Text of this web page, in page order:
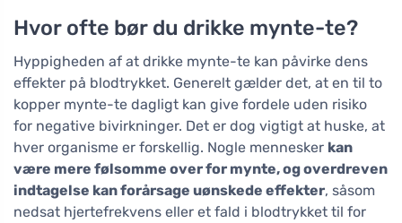
Hvor ofte bør du drikke mynte-te?
Hyppigheden af at drikke mynte-te kan påvirke dens
effekter på blodtrykket. Generelt gælder det, at en til to
kopper mynte-te dagligt kan give fordele uden risiko
for negative bivirkninger. Det er dog vigtigt at huske, at
hver organisme er forskellig. Nogle mennesker kan
være mere følsomme over for mynte, og overdreven
indtagelse kan forårsage uønskede effekter, såsom
nedsat hjertefrekvens eller et fald i blodtrykket til for